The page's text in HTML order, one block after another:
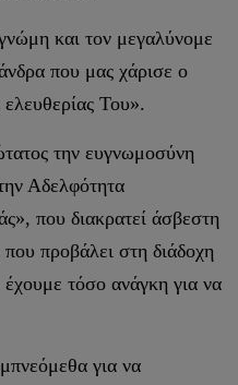
και τον μεγαλύνομε
που μας χάρισε ο
Του».
την ευγνωμοσύνη
Αδελφότητα
που διακρατεί άσβεστη
προβάλει στη διάδοχη
τόσο ανάγκη για να
για να